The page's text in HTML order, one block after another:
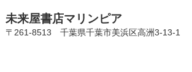
未来屋書店マリンピア
〒261-8513 千葉県千葉市美浜区高洲3-13-1